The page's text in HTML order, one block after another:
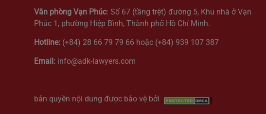
Văn phòng Vạn Phúc: Số 67 (tầng trệt) đường 5, Khu nhà ở Vạn
Phúc 1, phường Hiệp Bình, Thành phố Hồ Chí Minh.
Hotline: (+84) 28 66 79 79 66 hoặc (+84) 939 107 387
Email: info@adk-lawyers.com
bản quyền nội dung được bảo vệ bởi